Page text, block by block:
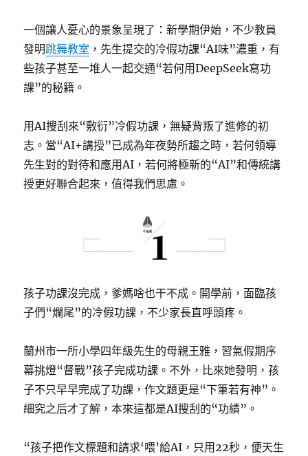
一個讓人憂心的景象呈現了：新學期伊始，不少教員
發明跳舞教室 ，先生提交的冷假功課“AI味”濃重，有
些孩子甚至一堆人一起交通“若何用DeepSeek寫功
課”的秘籍。
用AI搜刮來“敷衍”冷假功課，無疑背叛了進修的初
志。當“AI+講授”已成為年夜勢所趨之時，若何領導
先生對的對待和應用AI，若何將極新的“AI”和傳統講
授更好聯合起來，值得我們思慮。
孩子功課沒完成，爹媽啥也干不成。開學前，面臨孩
子們“爛尾”的冷假功課，不少家長直呼頭疼。
蘭州市一所小學四年級先生的母親王雅，習氣假期序
幕挑燈“督戰”孩子完成功課。不外，比來她發明，孩
子不只早早完成了功課，作文題更是“下筆若有神”。
細究之后才了解，本來這都是AI搜刮的“功績”。
“孩子把作文標題和請求‘喂’給AI，只用22秒，便天生